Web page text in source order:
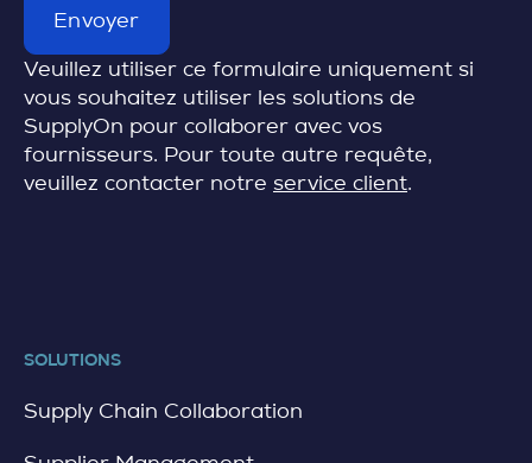
Envoyer
Veuillez utiliser ce formulaire uniquement si
vous souhaitez utiliser les solutions de
SupplyOn pour collaborer avec vos
fournisseurs. Pour toute autre requête,
veuillez contacter notre service client.
SOLUTIONS
Supply Chain Collaboration